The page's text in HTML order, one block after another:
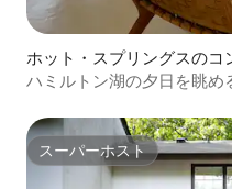
ホット・スプリングスのコ
ハミルトン湖の夕日を眺め
スーパーホスト
スーパーホスト